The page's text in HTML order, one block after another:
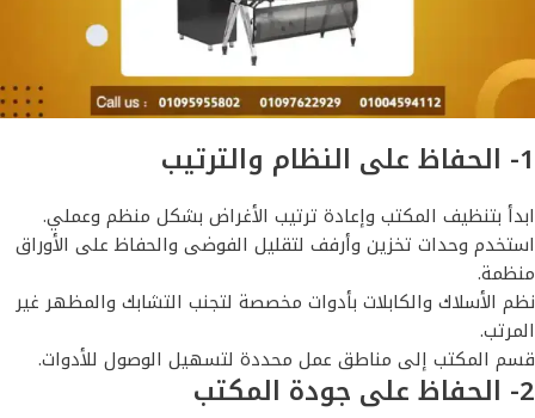
1- الحفاظ على النظام والترتيب
ابدأ بتنظيف المكتب وإعادة ترتيب الأغراض بشكل منظم وعملي.
استخدم وحدات تخزين وأرفف لتقليل الفوضى والحفاظ على الأوراق
منظمة.
نظم الأسلاك والكابلات بأدوات مخصصة لتجنب التشابك والمظهر غير
المرتب.
قسم المكتب إلى مناطق عمل محددة لتسهيل الوصول للأدوات.
2- الحفاظ على جودة المكتب